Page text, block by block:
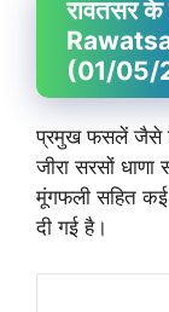
रावतसर
(01/05/
प्रमुख फसलें जैसे
जीरा सरसों
मूंगफली सहित कई
दी गई है।